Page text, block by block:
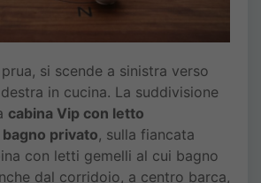
si scende a sinistra verso
in cucina. La suddivisione
cabina Vip con letto
privato, sulla fiancata
con letti gemelli al cui bagno
dal corridoio, a centro barca,